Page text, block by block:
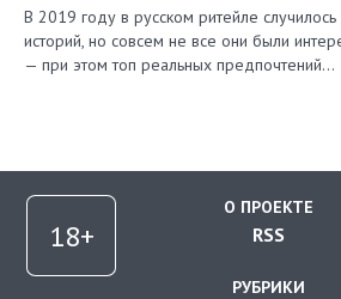
В 2019 году в русском ритейле
историй, но совсем не все они были
— при этом топ реальных предпочтений…
О ПРОЕКТЕ
RSS
РУБРИКИ